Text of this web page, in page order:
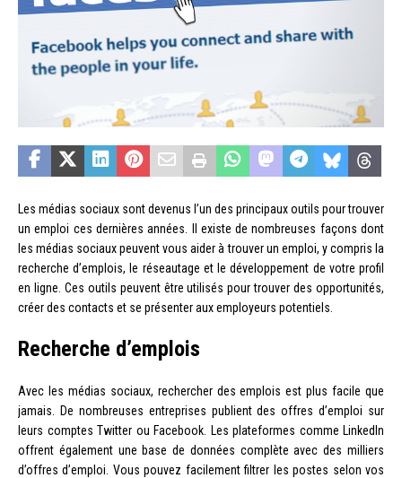
Les médias sociaux sont devenus l’un des principaux outils pour trouver
un emploi ces dernières années. Il existe de nombreuses façons dont
les médias sociaux peuvent vous aider à trouver un emploi, y compris la
recherche d’emplois, le réseautage et le développement de votre profil
en ligne. Ces outils peuvent être utilisés pour trouver des opportunités,
créer des contacts et se présenter aux employeurs potentiels.
Recherche d’emplois
Avec les médias sociaux, rechercher des emplois est plus facile que
jamais. De nombreuses entreprises publient des offres d’emploi sur
leurs comptes Twitter ou Facebook. Les plateformes comme LinkedIn
offrent également une base de données complète avec des milliers
d’offres d’emploi. Vous pouvez facilement filtrer les postes selon vos